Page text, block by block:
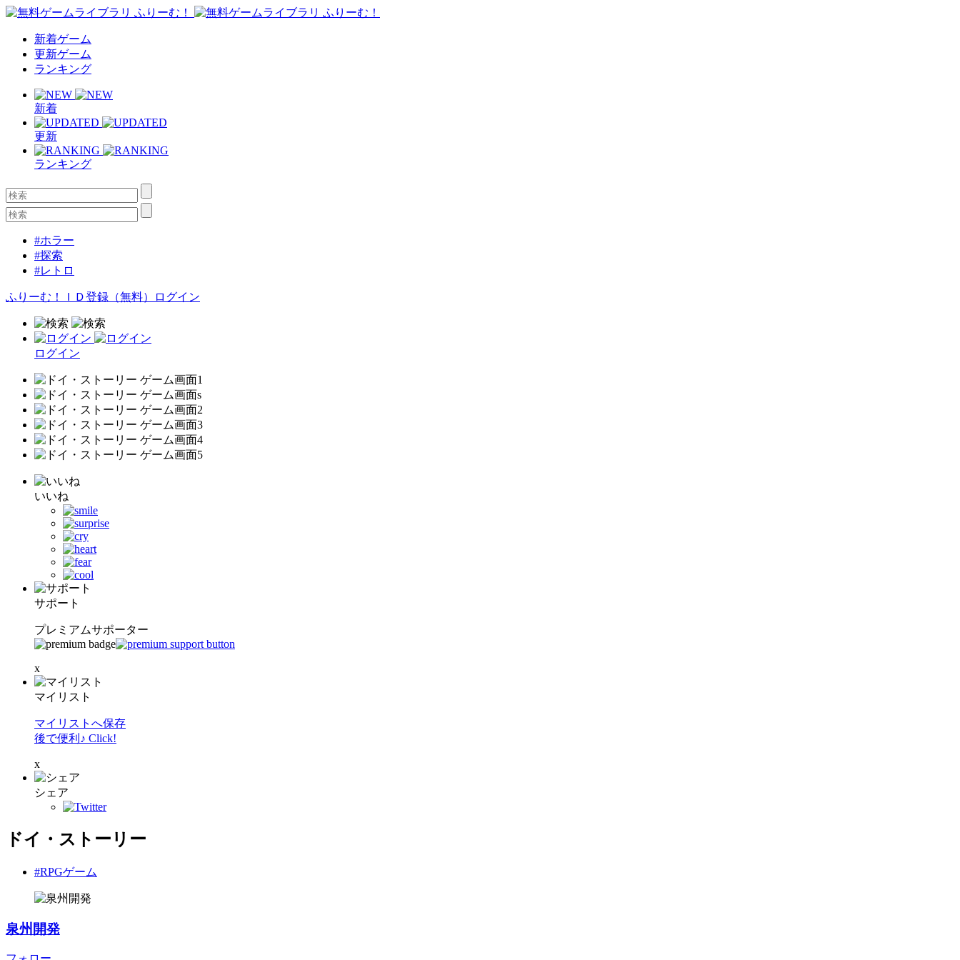
新着ゲーム
更新ゲーム
ランキング
新着
更新
ランキング
#ホラー
#探索
#レトロ
ふりーむ！ＩＤ登録（無料） ログイン
ログイン
いいね
サポート
プレミアムサポーター
x
マイリスト
マイリストへ保存
後で便利♪ Click!
x
シェア
ドイ・ストーリー
#RPGゲーム
泉州開発